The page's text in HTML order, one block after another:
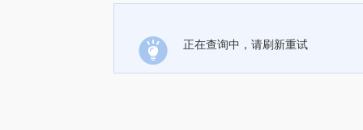
正在查询中，请刷新重试